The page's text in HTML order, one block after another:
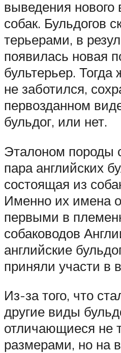
выведения
собак. Бульдогов
терьерами, в
появилась новая
бультерьер. Тогда
не заботился,
первозданном
бульдог, или нет.
Эталоном породы
пара английских
состоящая из
Именно их имена
первыми в
собаководов
английские
приняли участи в
Из-за того, что
другие виды
отличающиеся не
размерами, но на